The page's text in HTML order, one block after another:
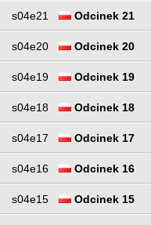
s04e21 Odcinek 21
s04e20 Odcinek 20
s04e19 Odcinek 19
s04e18 Odcinek 18
s04e17 Odcinek 17
s04e16 Odcinek 16
s04e15 Odcinek 15